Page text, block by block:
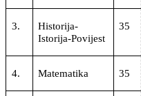
3.
Historija-
Istorija-Povijest
35
4. Matematika 35